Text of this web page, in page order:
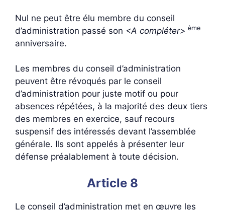
Nul ne peut être élu membre du conseil
d’administration passé son <A compléter> ème
anniversaire.
Les membres du conseil d’administration
peuvent être révoqués par le conseil
d’administration pour juste motif ou pour
absences répétées, à la majorité des deux tiers
des membres en exercice, sauf recours
suspensif des intéressés devant l’assemblée
générale. Ils sont appelés à présenter leur
défense préalablement à toute décision.
Article 8
Le conseil d’administration met en œuvre les